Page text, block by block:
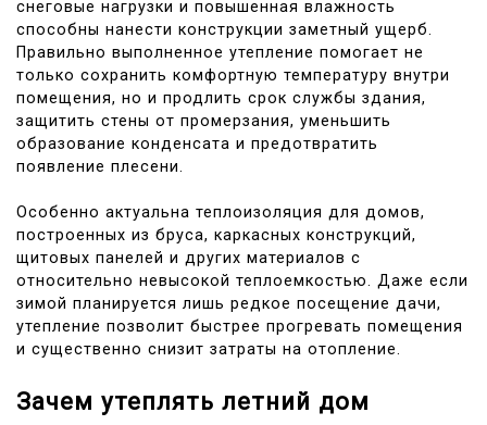
снеговые нагрузки и повышенная влажность
способны нанести конструкции заметный ущерб.
Правильно выполненное утепление помогает не
только сохранить комфортную температуру внутри
помещения, но и продлить срок службы здания,
защитить стены от промерзания, уменьшить
образование конденсата и предотвратить
появление плесени.
Особенно актуальна теплоизоляция для домов,
построенных из бруса, каркасных конструкций,
щитовых панелей и других материалов с
относительно невысокой теплоемкостью. Даже если
зимой планируется лишь редкое посещение дачи,
утепление позволит быстрее прогревать помещения
и существенно снизит затраты на отопление.
Зачем утеплять летний дом